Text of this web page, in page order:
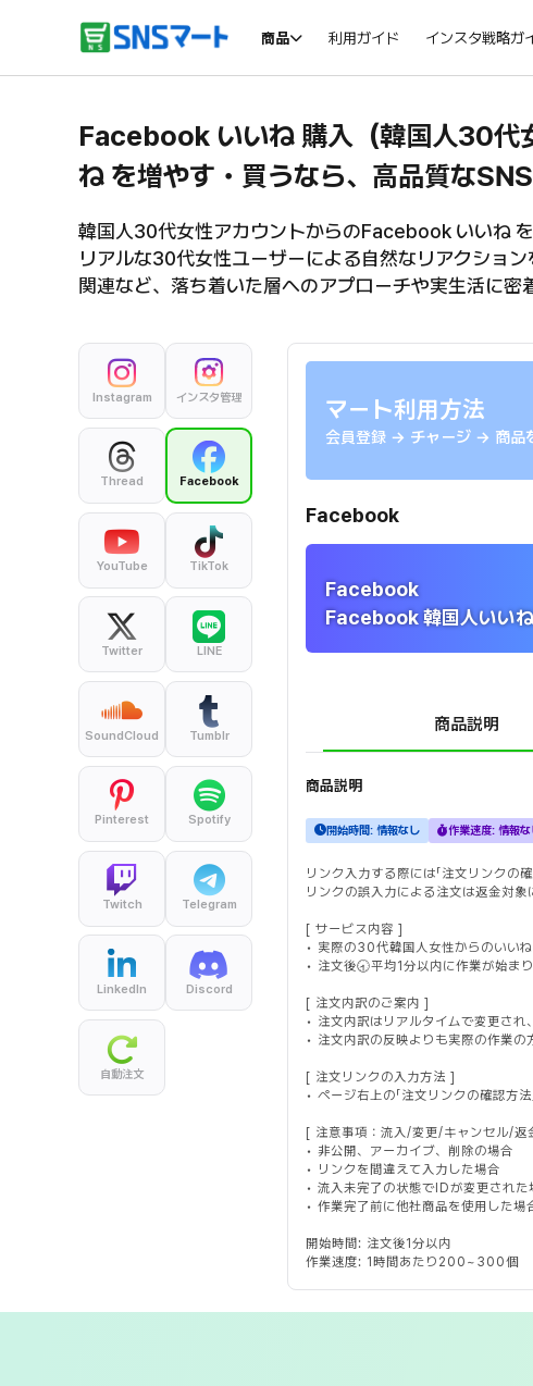
商品 利用ガイド インスタ戦略ガ
Facebook いいね 購入（韓国人30
ね を増やす・買うなら、高品質な
韓国人30代女性アカウントからのFacebook いいね
リアルな30代女性ユーザーによる自然なリアクショ
関連など、落ち着いた層へのアプローチや実生活に密
SNSマートのレビューや評判を紹介するバナー SNSマートの体験ブログを
Instagram インスタ管理
Thread Facebook
YouTube TikTok
Twitter LINE
SoundCloud Tumblr
Pinterest Spotify
Twitch Telegram
LinkedIn Discord
自動注文
マート利用方法
会員登録 → チャージ → 商品
Facebook
Facebook
Facebook 韓国人いい
商品説明
商品説明
開始時間: 情報なし 作業速度: 情報な
リンク入力する際には「注文リンクの
リンクの誤入力による注文は返金対象
[ サービス内容 ]
• 実際の30代韓国人女性からのいい
• 注文後🕣平均1分以内に作業が始まり
[ 注文内訳のご案内 ]
• 注文内訳はリアルタイムで変更され
• 注文内訳の反映よりも実際の作業の
[ 注文リンクの入力方法 ]
• ページ右上の「注文リンクの確認方
[ 注意事項：流入/変更/キャンセル/返
• 非公開、アーカイブ、削除の場合
• リンクを間違えて入力した場合
• 流入未完了の状態でIDが変更された
• 作業完了前に他社商品を使用した場
開始時間: 注文後1分以内
作業速度: 1時間あたり200~300個